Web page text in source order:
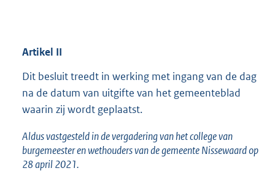
Artikel II
Dit besluit treedt in werking met ingang van de dag
na de datum van uitgifte van het gemeenteblad
waarin zij wordt geplaatst.
Aldus vastgesteld in de vergadering van het college van
burgemeester en wethouders van de gemeente Nissewaard op
28 april 2021.